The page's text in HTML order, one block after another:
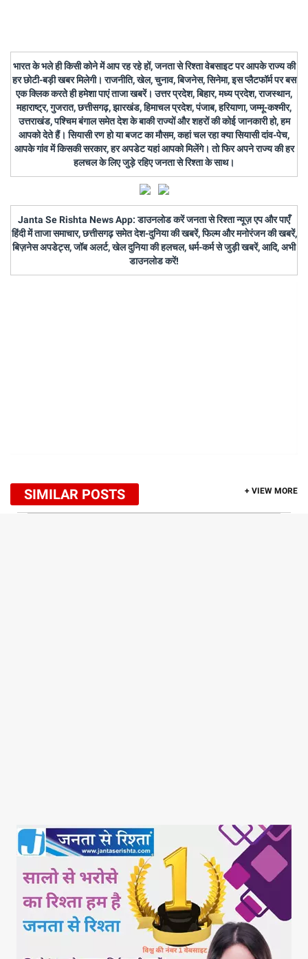
भारत के भले ही किसी कोने में आप रह रहे हों, जनता से रिश्ता वेबसाइट पर आपके राज्य की
हर छोटी-बड़ी खबर मिलेगी। राजनीति, खेल, चुनाव, बिजनेस, सिनेमा, इस प्लैटफॉर्म पर बस
एक क्लिक करते ही हमेशा पाएं ताजा खबरें। उत्तर प्रदेश, बिहार, मध्य प्रदेश, राजस्थान,
महाराष्ट्र, गुजरात, छत्तीसगढ़, झारखंड, हिमाचल प्रदेश, पंजाब, हरियाणा, जम्मू-कश्मीर,
उत्तराखंड, पश्चिम बंगाल समेत देश के बाकी राज्यों और शहरों की कोई जानकारी हो, हम
आपको देते हैं। सियासी रण हो या बजट का मौसम, कहां चल रहा क्या सियासी दांव-पेच,
आपके गांव में किसकी सरकार, हर अपडेट यहां आपको मिलेंगे। तो फिर अपने राज्य की हर
हलचल के लिए जुड़े रहिए जनता से रिश्ता के साथ।
Janta Se Rishta News App: डाउनलोड करें जनता से रिश्ता न्यूज़ एप और पाएँ
हिंदी में ताजा समाचार, छत्तीसगढ़ समेत देश-दुनिया की खबरें, फिल्म और मनोरंजन की खबरें,
बिज़नेस अपडेट्स, जॉब अलर्ट, खेल दुनिया की हलचल, धर्म-कर्म से जुड़ी खबरें, आदि, अभी
डाउनलोड करें!
SIMILAR POSTS + VIEW MORE